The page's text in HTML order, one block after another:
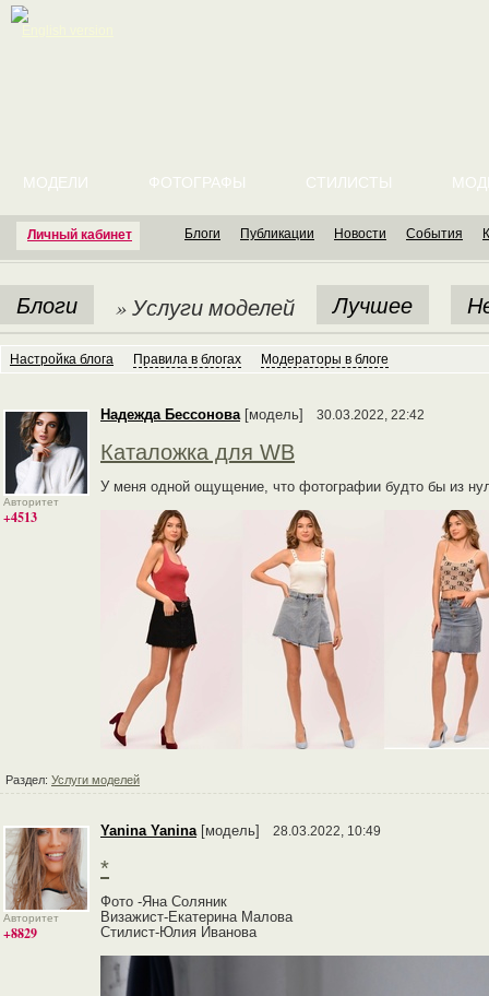
Личный кабинет
МОДЕЛИ ФОТОГРАФЫ СТИЛИСТЫ
Блоги Публикации Новости События
Блоги » Услуги моделей Лучшее
Настройка блога Правила в блогах Модераторы в блоге
Авторитет
+4513
Надежда Бессонова[модель] 30.03.2022, 22:42
Каталожка для WB
У меня одной ощущение, что фотографии будто бы из
Раздел: Услуги моделей
Авторитет
+8829
Yanina Yanina[модель] 28.03.2022, 10:49
*
Фото -Яна Соляник
Визажист-Екатерина Малова
Стилист-Юлия Иванова